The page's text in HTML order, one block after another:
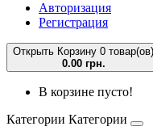
Авторизация
Регистрация
Открыть Корзину 0 товар(ов)
0.00 грн.
В корзине пусто!
Категории Категории